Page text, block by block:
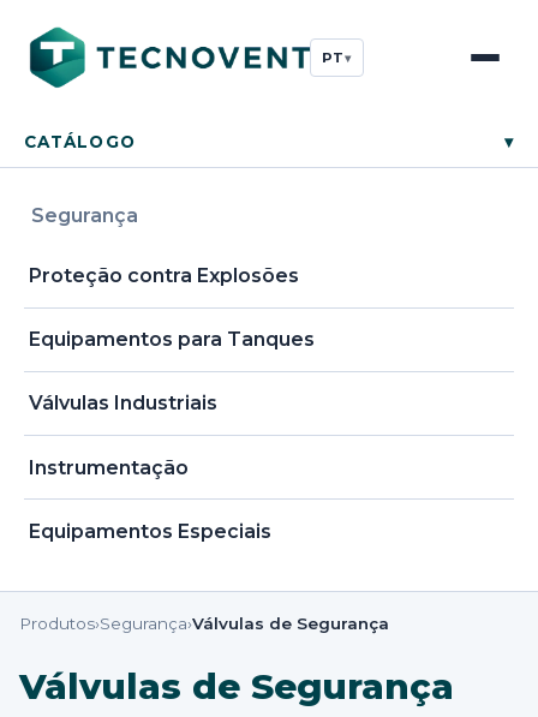
PT▾
CATÁLOGO ▾
Segurança
Proteção contra Explosões
Equipamentos para Tanques
Válvulas Industriais
Instrumentação
Equipamentos Especiais
Produtos›Segurança›Válvulas de Segurança
Válvulas de Segurança